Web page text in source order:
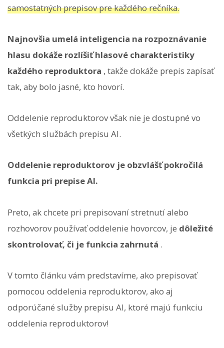
samostatných prepisov pre každého rečníka.
Najnovšia umelá inteligencia na rozpoznávanie
hlasu dokáže rozlíšiť hlasové charakteristiky
každého reproduktora , takže dokáže prepis zapísať
tak, aby bolo jasné, kto hovorí.
Oddelenie reproduktorov však nie je dostupné vo
všetkých službách prepisu AI.
Oddelenie reproduktorov je obzvlášť pokročilá
funkcia pri prepise AI.
Preto, ak chcete pri prepisovaní stretnutí alebo
rozhovorov používať oddelenie hovorcov, je dôležité
skontrolovať, či je funkcia zahrnutá .
V tomto článku vám predstavíme, ako prepisovať
pomocou oddelenia reproduktorov, ako aj
odporúčané služby prepisu AI, ktoré majú funkciu
oddelenia reproduktorov!